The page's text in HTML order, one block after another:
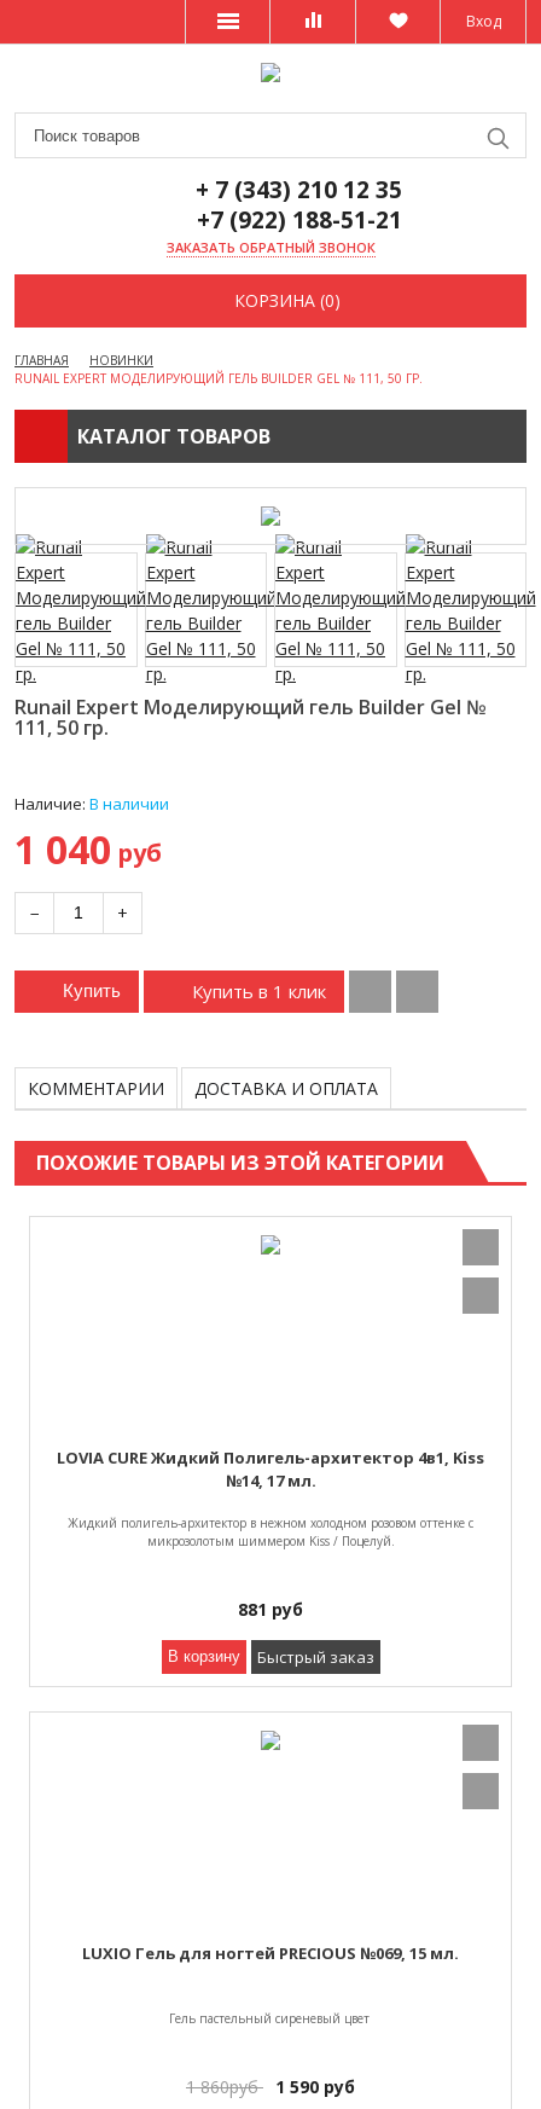
Вход
+ 7 (343) 210 12 35
+7 (922) 188-51-21
ЗАКАЗАТЬ ОБРАТНЫЙ ЗВОНОК
КОРЗИНА (0)
ГЛАВНАЯ
НОВИНКИ
RUNAIL EXPERT МОДЕЛИРУЮЩИЙ ГЕЛЬ BUILDER GEL № 111, 50 ГР.
КАТАЛОГ ТОВАРОВ
Runail Expert Моделирующий гель Builder Gel №
111, 50 гр.
Наличие: В наличии
1 040 руб
− +
Купить Купить в 1 клик
КОММЕНТАРИИ ДОСТАВКА И ОПЛАТА
ПОХОЖИЕ ТОВАРЫ ИЗ ЭТОЙ КАТЕГОРИИ
LOVIA CURE Жидкий Полигель-архитектор 4в1, Kiss
№14, 17 мл.
Жидкий полигель-архитектор в нежном холодном розовом оттенке с
микрозолотым шиммером Kiss / Поцелуй.
881 руб
В корзину Быстрый заказ
LUXIO Гель для ногтей PRECIOUS №069, 15 мл.
Гель пастельный сиреневый цвет
1 860руб 1 590 руб